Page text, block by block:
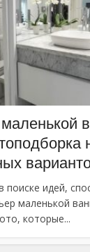
поиске идей,
маленькой
которые...